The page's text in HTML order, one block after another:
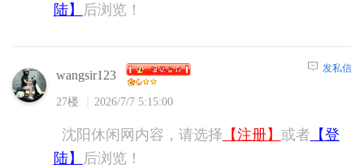
陆】
后浏览！
wangsir123
27楼 2026/7/7 5:15:00
发私信
沈阳休闲网内容，请选择 【注册】 或者 【登
陆】
后浏览！